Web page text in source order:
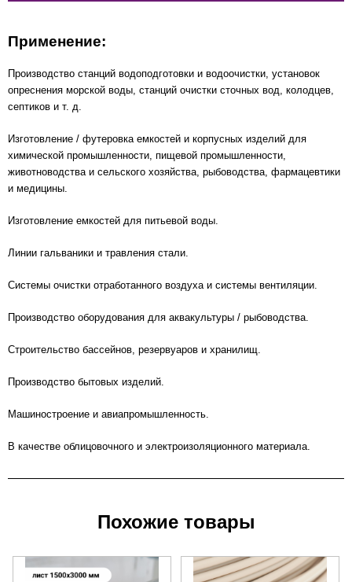
Применение:
Производство станций водоподготовки и водоочистки, установок
опреснения морской воды, станций очистки сточных вод, колодцев,
септиков и т. д.
Изготовление / футеровка емкостей и корпусных изделий для
химической промышленности, пищевой промышленности,
животноводства и сельского хозяйства, рыбоводства, фармацевтики
и медицины.
Изготовление емкостей для питьевой воды.
Линии гальваники и травления стали.
Системы очистки отработанного воздуха и системы вентиляции.
Производство оборудования для аквакультуры / рыбоводства.
Строительство бассейнов, резервуаров и хранилищ.
Производство бытовых изделий.
Машиностроение и авиапромышленность.
В качестве облицовочного и электроизоляционного материала.
Похожие товары